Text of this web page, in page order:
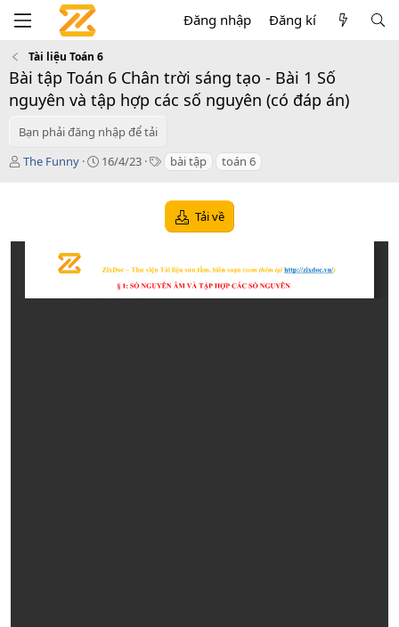
Đăng nhập Đăng kí
Tài liệu Toán 6
Bài tập Toán 6 Chân trời sáng tạo - Bài 1 Số
nguyên và tập hợp các số nguyên (có đáp án)
Bạn phải đăng nhập để tải
T
ả
The Funny
C
n
16/4/23
T
s
bài tập toán 6
Tải về